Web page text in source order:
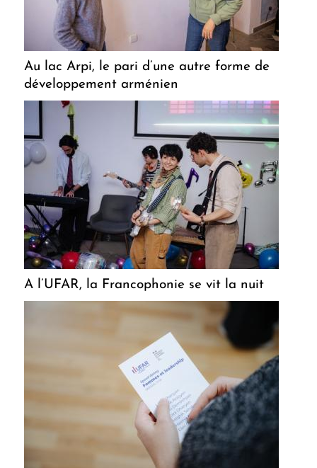
Au lac Arpi, le pari d’une autre forme de
développement arménien
A l’UFAR, la Francophonie se vit la nuit